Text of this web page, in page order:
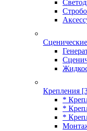
Крепления
*
*
*